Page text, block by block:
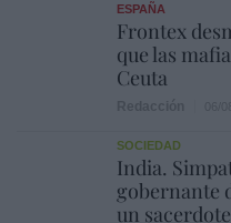
ESPAÑA
Frontex
que las
Ceuta
SOCIEDAD
India.
gobernante
un